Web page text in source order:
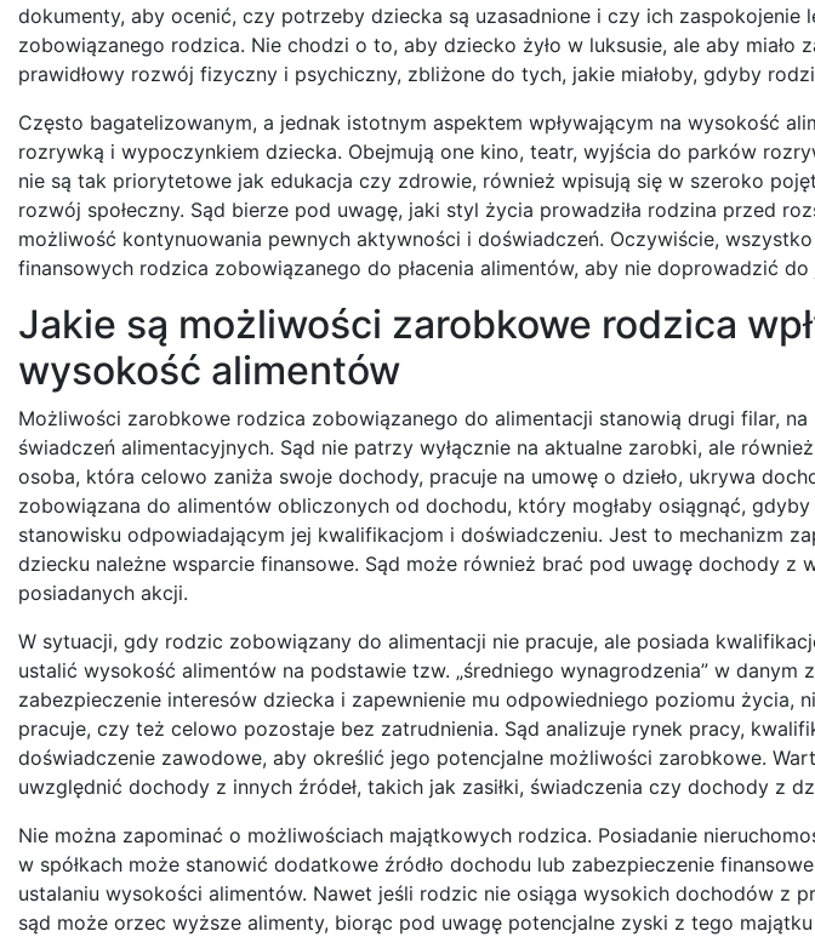
dokumenty, aby ocenić, czy potrzeby dziecka są uzasadnione i czy ich zaspokojenie
zobowiązanego rodzica. Nie chodzi o to, aby dziecko żyło w luksusie, ale aby miało
prawidłowy rozwój fizyczny i psychiczny, zbliżone do tych, jakie miałoby, gdyby
Często bagatelizowanym, a jednak istotnym aspektem wpływającym na wysokość
rozrywką i wypoczynkiem dziecka. Obejmują one kino, teatr, wyjścia do parków
nie są tak priorytetowe jak edukacja czy zdrowie, również wpisują się w szeroko
rozwój społeczny. Sąd bierze pod uwagę, jaki styl życia prowadziła rodzina przed
możliwość kontynuowania pewnych aktywności i doświadczeń. Oczywiście,
finansowych rodzica zobowiązanego do płacenia alimentów, aby nie doprowadzić
Jakie są możliwości zarobkowe rodzica
wysokość alimentów
Możliwości zarobkowe rodzica zobowiązanego do alimentacji stanowią drugi filar,
świadczeń alimentacyjnych. Sąd nie patrzy wyłącznie na aktualne zarobki, ale
osoba, która celowo zaniża swoje dochody, pracuje na umowę o dzieło, ukrywa
zobowiązana do alimentów obliczonych od dochodu, który mogłaby osiągnąć,
stanowisku odpowiadającym jej kwalifikacjom i doświadczeniu. Jest to mechanizm
dziecku należne wsparcie finansowe. Sąd może również brać pod uwagę dochody z
posiadanych akcji.
W sytuacji, gdy rodzic zobowiązany do alimentacji nie pracuje, ale posiada
ustalić wysokość alimentów na podstawie tzw. „średniego wynagrodzenia” w danym
zabezpieczenie interesów dziecka i zapewnienie mu odpowiedniego poziomu życia,
pracuje, czy też celowo pozostaje bez zatrudnienia. Sąd analizuje rynek pracy,
doświadczenie zawodowe, aby określić jego potencjalne możliwości zarobkowe.
uwzględnić dochody z innych źródeł, takich jak zasiłki, świadczenia czy dochody z
Nie można zapominać o możliwościach majątkowych rodzica. Posiadanie
w spółkach może stanowić dodatkowe źródło dochodu lub zabezpieczenie
ustalaniu wysokości alimentów. Nawet jeśli rodzic nie osiąga wysokich dochodów z
sąd może orzec wyższe alimenty, biorąc pod uwagę potencjalne zyski z tego